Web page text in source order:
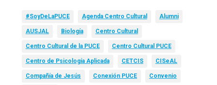
#SoyDeLaPUCE Agenda Centro Cultural Alumni
AUSJAL Biología Centro Cultural
Centro Cultural de la PUCE Centro Cultural PUCE
Centro de Psicología Aplicada CETCIS CISeAL
Compañía de Jesús Conexión PUCE Convenio